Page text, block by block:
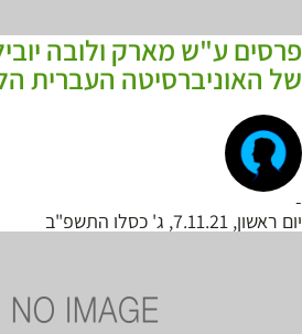
פרסים ע"ש מארק ולובה
של האוניברסיטה העברית
-
יום ראשון, 7.11.21, ג' כסלו התשפ"ב